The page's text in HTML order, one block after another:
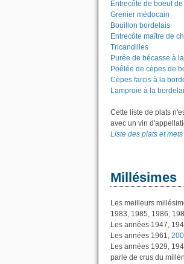
Entrecôte de boeuf
Grenier médocain
Bouillon bordelais
Entrecôte maître de
Tricandilles
Purée de bécasse à
Poêlée de cèpes de
Cèpes farcis à la
Lamproie à la
Cette liste de plats
avec un vin
Liste des plats et
Millésimes
Les meilleurs
1983, 1985, 1986,
Les années 1947,
Les années 1961,
Les années 1929,
parle de crus du